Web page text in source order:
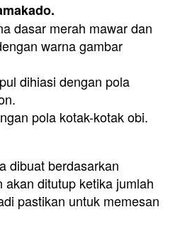
dasar merah mawar dan
warna gambar
dihiasi dengan pola
pola kotak-kotak obi.
dibuat berdasarkan
akan ditutup ketika jumlah
pastikan untuk memesan